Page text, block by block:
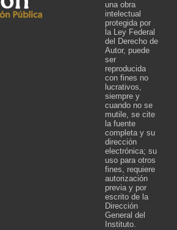
una obra
intelectual
protegida por
la Ley Federal
del Derecho de
Autor, puede
ser
reproducida
con fines no
lucrativos,
siempre y
cuando no se
mutile, se cite
la fuente
completa y su
dirección
electrónica; su
uso para otros
fines, requiere
autorización
previa y por
escrito de la
Dirección
General del
Instituto.